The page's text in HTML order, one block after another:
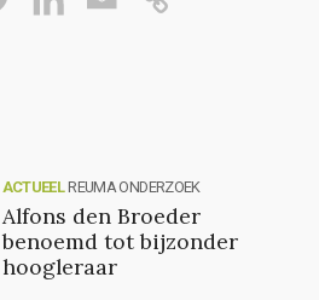
ACTUEEL REUMA ONDERZOEK
Alfons den Broeder
benoemd tot bijzonder
hoogleraar